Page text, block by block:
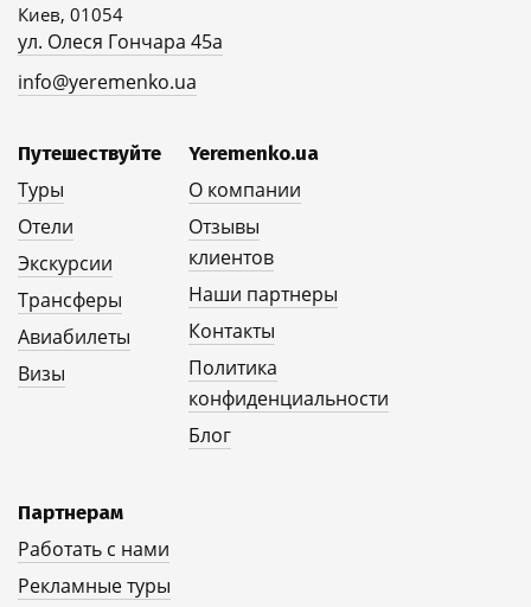
Киев, 01054
ул. Олеся Гончара 45а
info@yeremenko.ua
Путешествуйте
Туры
Отели
Экскурсии
Трансферы
Авиабилеты
Визы
Yeremenko.ua
О компании
Отзывы
клиентов
Наши партнеры
Контакты
Политика
конфиденциальности
Блог
Партнерам
Работать с нами
Рекламные туры